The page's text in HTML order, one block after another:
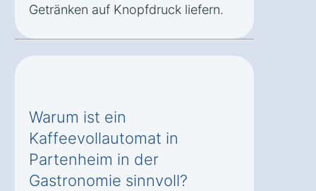
Getränken auf Knopfdruck liefern.
Warum ist ein
Kaffeevollautomat in
Partenheim in der
Gastronomie sinnvoll?